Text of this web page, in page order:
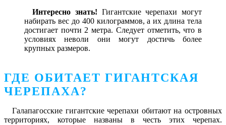
Интересно знать! Гигантские черепахи могут
набирать вес до 400 килограммов, а их длина тела
достигает почти 2 метра. Следует отметить, что в
условиях неволи они могут достичь более
крупных размеров.
ГДЕ ОБИТАЕТ ГИГАНТСКАЯ
ЧЕРЕПАХА?
Галапагосские гигантские черепахи обитают на островных
территориях, которые названы в честь этих черепах.